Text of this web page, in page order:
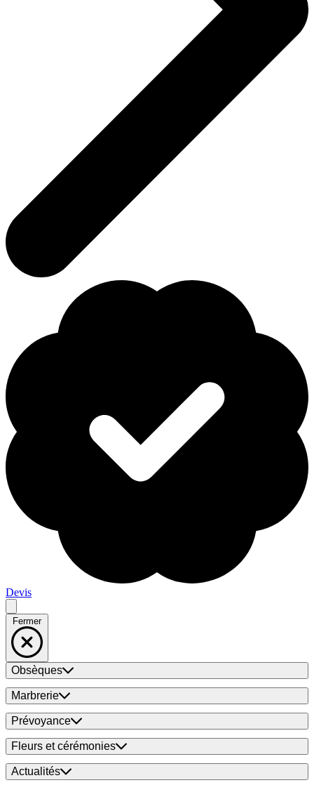
Devis
Fermer
Obsèques
Marbrerie
Prévoyance
Fleurs et cérémonies
Actualités